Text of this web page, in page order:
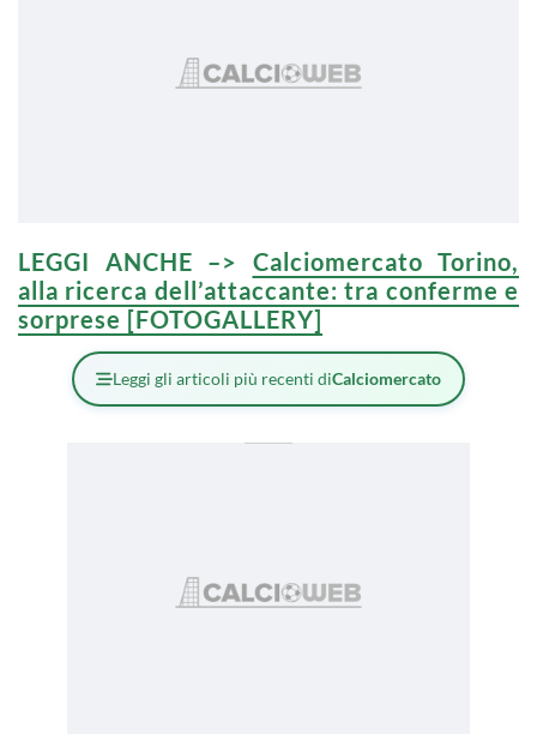
LEGGI ANCHE –> Calciomercato Torino,
alla ricerca dell’attaccante: tra conferme e
sorprese [FOTOGALLERY]
Leggi gli articoli più recenti diCalciomercato